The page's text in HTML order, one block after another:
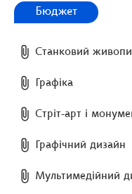
Бюджет
Станковий
Графіка
Стріт-арт і
Графічний дизайн
Мультимедійний